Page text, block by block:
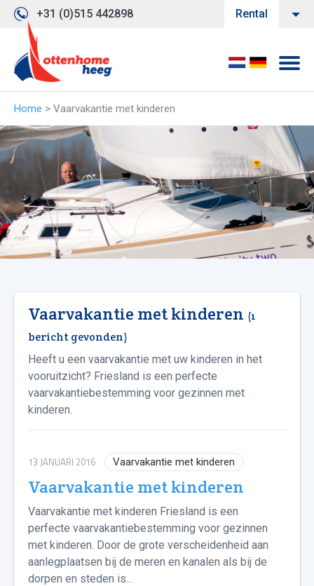
+31 (0)515 442898 Rental
Home > Vaarvakantie met kinderen
Vaarvakantie met kinderen (1
bericht gevonden)
Heeft u een vaarvakantie met uw kinderen in het
vooruitzicht? Friesland is een perfecte
vaarvakantiebestemming voor gezinnen met
kinderen.
13 JANUARI 2016 Vaarvakantie met kinderen
Vaarvakantie met kinderen
Vaarvakantie met kinderen Friesland is een
perfecte vaarvakantiebestemming voor gezinnen
met kinderen. Door de grote verscheidenheid aan
aanlegplaatsen bij de meren en kanalen als bij de
dorpen en steden is...